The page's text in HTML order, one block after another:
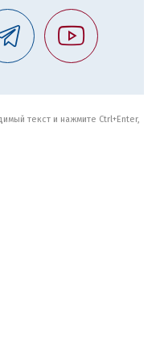
текст и нажмите Ctrl+Enter,